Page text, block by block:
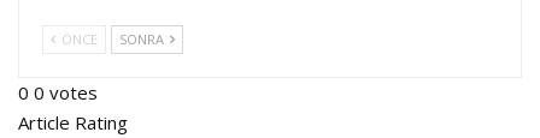
ÖNCE SONRA
0 0 votes
Article Rating